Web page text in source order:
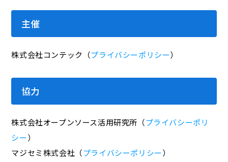
主催
株式会社コンテック（プライバシーポリシー）
協力
株式会社オープンソース活用研究所（プライバシーポリ
シー）
マジセミ株式会社（プライバシーポリシー）